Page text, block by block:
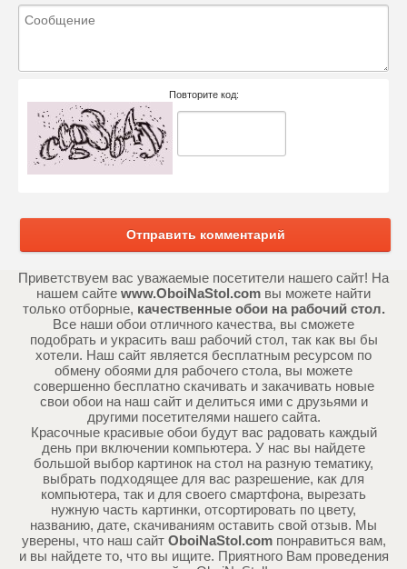
Повторите код:
Отправить комментарий
Приветствуем вас уважаемые посетители нашего сайт! На
нашем сайте www.OboiNaStol.com вы можете найти
только отборные, качественные обои на рабочий стол.
Все наши обои отличного качества, вы сможете
подобрать и украсить ваш рабочий стол, так как вы бы
хотели. Наш сайт является бесплатным ресурсом по
обмену обоями для рабочего стола, вы можете
совершенно бесплатно скачивать и закачивать новые
свои обои на наш сайт и делиться ими с друзьями и
другими посетителями нашего сайта.
Красочные красивые обои будут вас радовать каждый
день при включении компьютера. У нас вы найдете
большой выбор картинок на стол на разную тематику,
выбрать подходящее для вас разрешение, как для
компьютера, так и для своего смартфона, вырезать
нужную часть картинки, отсортировать по цвету,
названию, дате, скачиваниям оставить свой отзыв. Мы
уверены, что наш сайт OboiNaStol.comпонравиться вам,
и вы найдете то, что вы ищите. Приятного Вам проведения